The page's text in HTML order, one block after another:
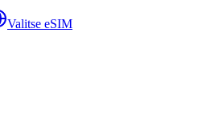
Valitse eSIM